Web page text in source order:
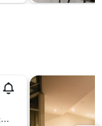
22 Little Collins Street, 墨爾本, VIC, 澳洲